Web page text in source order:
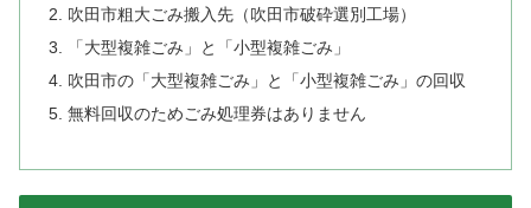
吹田市粗大ごみ搬入先（吹田市破砕選別工場）
「大型複雑ごみ」と「小型複雑ごみ」
吹田市の「大型複雑ごみ」と「小型複雑ごみ」の回収
無料回収のためごみ処理券はありません